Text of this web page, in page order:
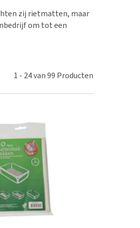
zij rietmatten, maar
om tot een
1 - 24van99 Producten